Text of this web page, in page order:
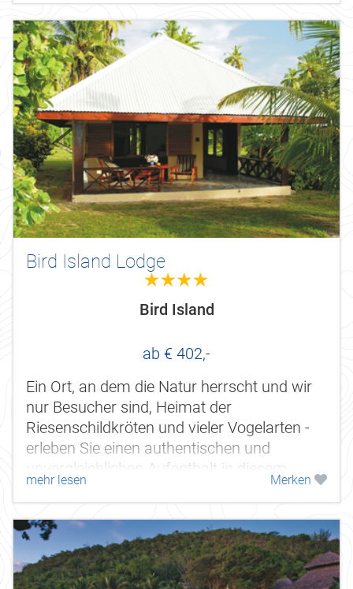
Bird Island Lodge
4.0
Bird Island
ab € 402,-
Ein Ort, an dem die Natur herrscht und wir
nur Besucher sind, Heimat der
Riesenschildkröten und vieler Vogelarten -
erleben Sie einen authentischen und
unvergleichlichen Aufenthalt in diesem
privaten Naturreservat, dessen Einfachheit
der...
mehr lesen Merken